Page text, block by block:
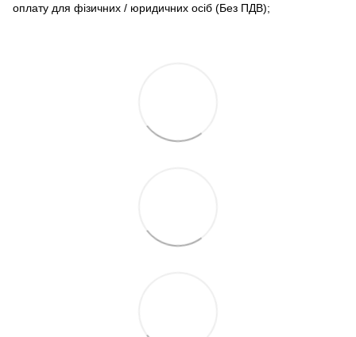
оплату для фізичних / юридичних осіб (Без ПДВ);